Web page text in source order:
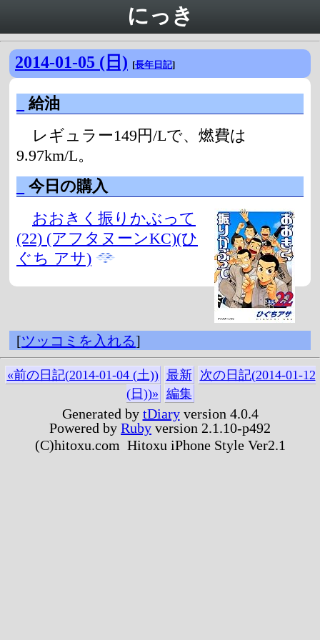
にっき
2014-01-05 (日) [長年日記]
給油
レギュラー149円/Lで、燃費は
9.97km/L。
今日の購入
おおきく振りかぶって
(22) (アフタヌーンKC)(ひ
ぐち アサ)
[ツッコミを入れる]
«前の日記(2014-01-04 (土)) 最新
次の日記(2014-01-12
(日))» 編集
Generated by tDiaryversion 4.0.4
Powered by Ruby version 2.1.10-p492